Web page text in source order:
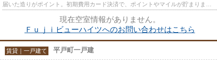
届いた造りがポイント。初期費用カード決済で、ポイントやマイルが貯まります
現在空室情報がありません。
Ｆｕｊｉビューハイツへのお問い合わせはこちら
賃貸｜一戸建て 平戸町一戸建